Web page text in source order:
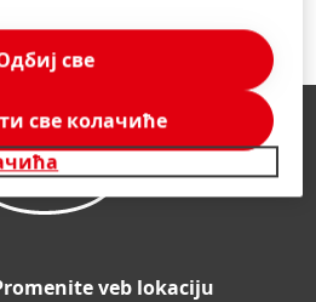
veb lokaciju
све
све колачиће